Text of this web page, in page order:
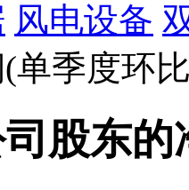
风电设备
单季度环
股东